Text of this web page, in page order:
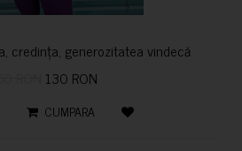
credința, generozitatea vindecă
130 RON
CUMPARA